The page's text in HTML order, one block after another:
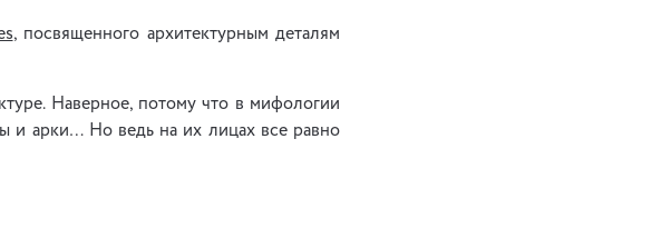
, посвященного архитектурным деталям
Наверное, потому что в мифологии
и арки… Но ведь на их лицах все равно